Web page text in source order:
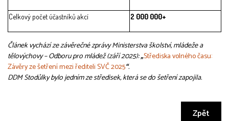
Celkový počet účastníků akcí 2 000 000+
Článek vychází ze závěrečné zprávy Ministerstva školství, mládeže a
tělovýchovy – Odboru pro mládež (září 2025):„Střediska volného času:
Závěry ze šetření mezi řediteli SVČ 2025“.
DDM Stodůlky bylo jedním ze středisek, která se do šetření zapojila.
Zpět